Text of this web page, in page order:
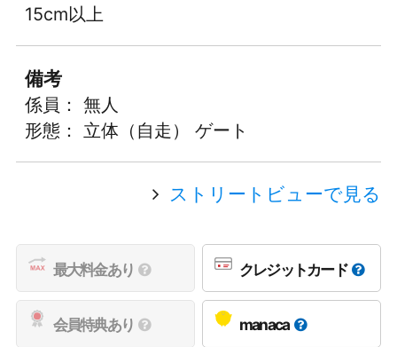
15cm以上
備考
係員： 無人
形態： 立体（自走） ゲート
ストリートビューで見る
最大料金あり クレジットカード
会員特典あり manaca